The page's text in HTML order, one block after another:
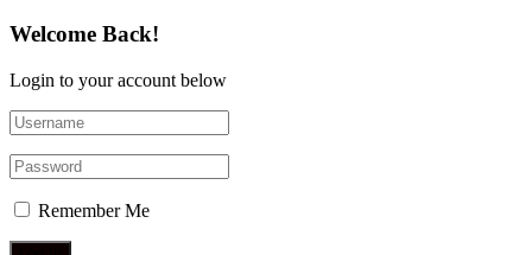
Welcome Back!
Login to your account below
Remember Me